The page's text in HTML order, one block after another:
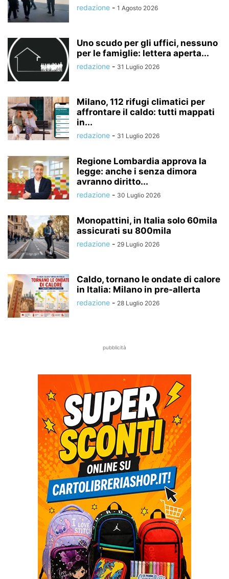
redazione - 1 Agosto 2026
Uno scudo per gli uffici, nessuno
per le famiglie: lettera aperta...
redazione - 31 Luglio 2026
Milano, 112 rifugi climatici per
affrontare il caldo: tutti mappati
in...
redazione - 31 Luglio 2026
Regione Lombardia approva la
legge: anche i senza dimora
avranno diritto...
redazione - 30 Luglio 2026
Monopattini, in Italia solo 60mila
assicurati su 800mila
redazione - 29 Luglio 2026
Caldo, tornano le ondate di calore
in Italia: Milano in pre-allerta
redazione - 28 Luglio 2026
pubblicità